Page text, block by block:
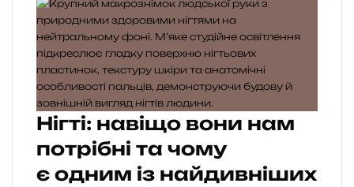
Нігті: навіщо вони нам
потрібні та чому
є одним із найдивніших